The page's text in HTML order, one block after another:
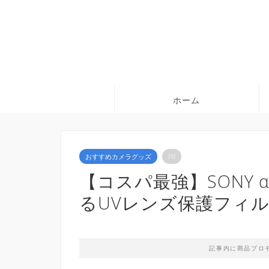
ホーム
おすすめカメラグッズ PR
【コスパ最強】
るUVレンズ保護フィ
記事内に商品プロ